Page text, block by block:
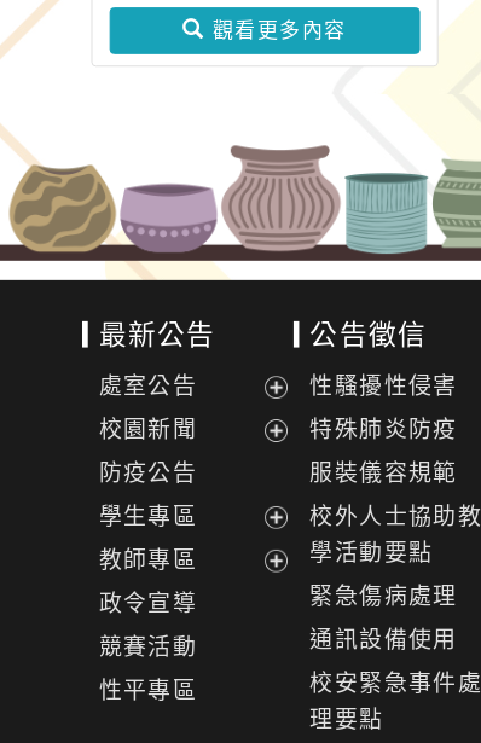
觀看更多內容
最新公告
處室公告
展
單
校園新聞
選
單
防疫公告
學生專區
展
教師專區
政令宣導
競賽活動
性平專區
公告徵信
性騷擾性侵害
特殊肺炎防疫
服裝儀容規範
校外人士協助教
學活動要點
緊急傷病處理
通訊設備使用
校安緊急事件處
理要點